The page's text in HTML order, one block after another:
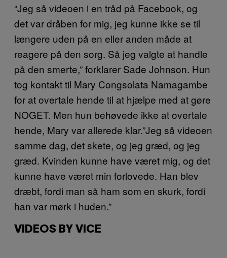
“Jeg så videoen i en tråd på Facebook, og
det var dråben for mig, jeg kunne ikke se til
længere uden på en eller anden måde at
reagere på den sorg. Så jeg valgte at handle
på den smerte,” forklarer Sade Johnson. Hun
tog kontakt til Mary Congsolata Namagambe
for at overtale hende til at hjælpe med at gøre
NOGET. Men hun behøvede ikke at overtale
hende, Mary var allerede klar.”Jeg så videoen
samme dag, det skete, og jeg græd, og jeg
græd. Kvinden kunne have været mig, og det
kunne have været min forlovede. Han blev
dræbt, fordi man så ham som en skurk, fordi
han var mørk i huden.”
VIDEOS BY VICE